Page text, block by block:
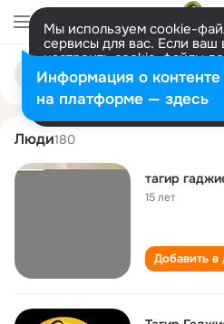
Мы используем cookie-
сервисы для вас. Если ваш
настроить cookie-файлы
представитель. Больше
Разрешить все
Поиск
людям
tagir gadzhiev
Люди180
тагир
15 лет
Добавить в
Информация о контенте
на платформе — здесь